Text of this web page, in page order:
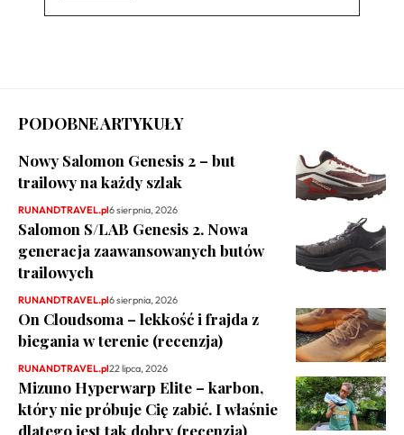
PODOBNE ARTYKUŁY
Nowy Salomon Genesis 2 – but
trailowy na każdy szlak
RUNANDTRAVEL.pl6 sierpnia, 2026
Salomon S/LAB Genesis 2. Nowa
generacja zaawansowanych butów
trailowych
RUNANDTRAVEL.pl6 sierpnia, 2026
On Cloudsoma – lekkość i frajda z
biegania w terenie (recenzja)
RUNANDTRAVEL.pl22 lipca, 2026
Mizuno Hyperwarp Elite – karbon,
który nie próbuje Cię zabić. I właśnie
dlatego jest tak dobry (recenzja)